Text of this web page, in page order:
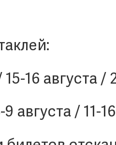
16 августа /
августа / 11-